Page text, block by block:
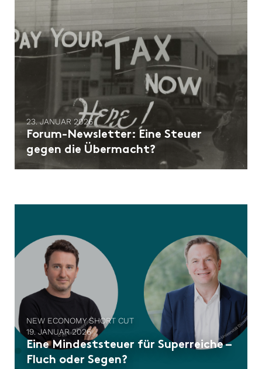
23. JANUAR 2026
Forum-Newsletter: ​Eine Steuer
gegen die Übermacht?
NEW ECONOMY SHORT CUT
19. JANUAR 2026
Eine Mindeststeuer für Superreiche –
Fluch oder Segen?